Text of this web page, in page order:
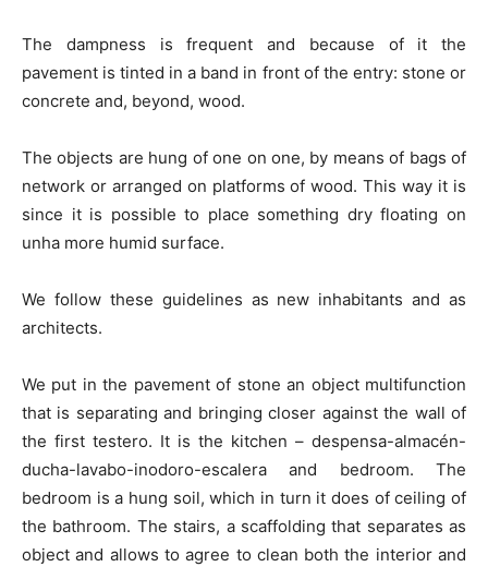
The dampness is frequent and because of it the
pavement is tinted in a band in front of the entry: stone or
concrete and, beyond, wood.
The objects are hung of one on one, by means of bags of
network or arranged on platforms of wood. This way it is
since it is possible to place something dry floating on
unha more humid surface.
We follow these guidelines as new inhabitants and as
architects.
We put in the pavement of stone an object multifunction
that is separating and bringing closer against the wall of
the first testero. It is the kitchen – despensa-almacén-
ducha-lavabo-inodoro-escalera and bedroom. The
bedroom is a hung soil, which in turn it does of ceiling of
the bathroom. The stairs, a scaffolding that separates as
object and allows to agree to clean both the interior and